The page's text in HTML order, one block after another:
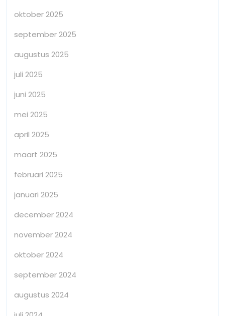
oktober 2025
september 2025
augustus 2025
juli 2025
juni 2025
mei 2025
april 2025
maart 2025
februari 2025
januari 2025
december 2024
november 2024
oktober 2024
september 2024
augustus 2024